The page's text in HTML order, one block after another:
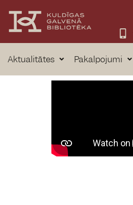
Aktualitātes Pakalpojumi